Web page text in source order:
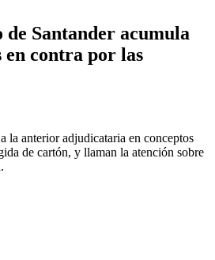
Santander acumula
en contra por las
la anterior adjudicataria en conceptos
de cartón, y llaman la atención sobre